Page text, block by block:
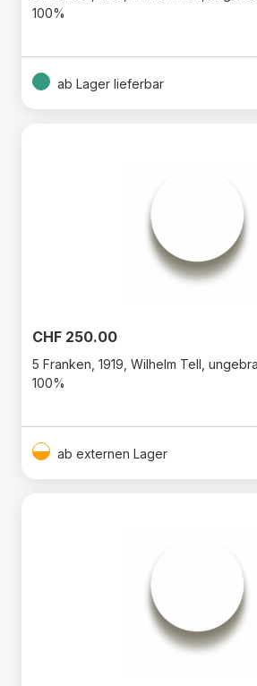
100%
ab Lager lieferbar
CHF 250.00
5 Franken, 1919, Wilhelm Tell,
100%
ab externen Lager